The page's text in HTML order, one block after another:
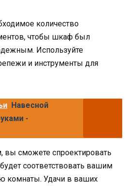
количество
чтобы шкаф был
Используйте
и инструменты для
Навесной
-
вы сможете спроектировать
соответствовать вашим
комнаты. Удачи в ваших